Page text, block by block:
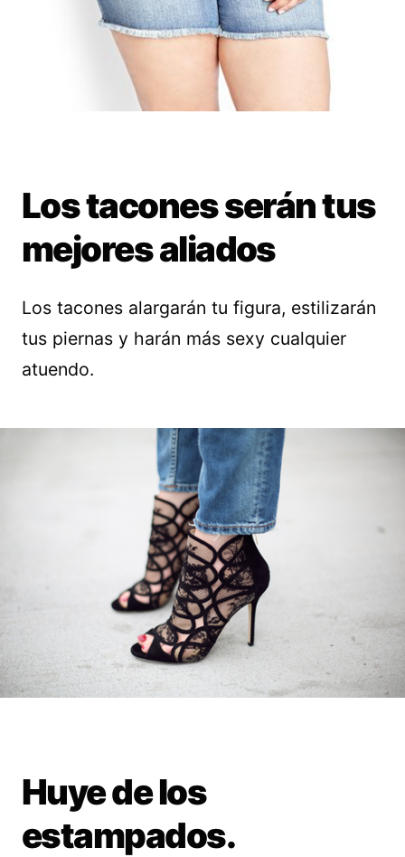
Los tacones serán tus
mejores aliados
Los tacones alargarán tu figura, estilizarán
tus piernas y harán más sexy cualquier
atuendo.
Huye de los
estampados.